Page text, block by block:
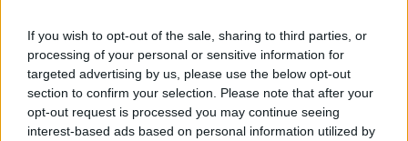
If you wish to opt-out of the sale, sharing to third parties, or
processing of your personal or sensitive information for
targeted advertising by us, please use the below opt-out
section to confirm your selection. Please note that after your
opt-out request is processed you may continue seeing
interest-based ads based on personal information utilized by